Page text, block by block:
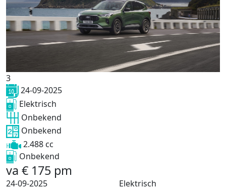
3
24-09-2025
Elektrisch
Onbekend
Onbekend
2.488 cc
Onbekend
va € 175 pm
24-09-2025
Elektrisch